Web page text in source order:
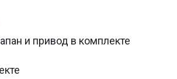
и привод в комплекте